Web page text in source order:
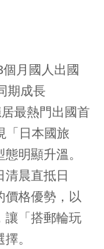
月國人出國
期成長
最熱門出國首
「日本國旅
明顯升溫。
晨直抵日
價格優勢，以
讓「搭郵輪玩
。